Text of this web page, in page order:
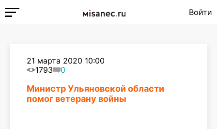
Войти
21 марта 2020 10:00
1793
0
Министр Ульяновской области
помог ветерану войны